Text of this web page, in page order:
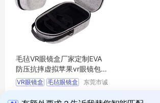
毛毡VR眼镜盒厂家定制EVA
防压抗摔虚拟苹果vr眼镜包
硬壳收纳包
VR眼镜盒 毛毡眼镜盒
收纳包
东莞市诚
限公司
￥ 37.00 拨打电话